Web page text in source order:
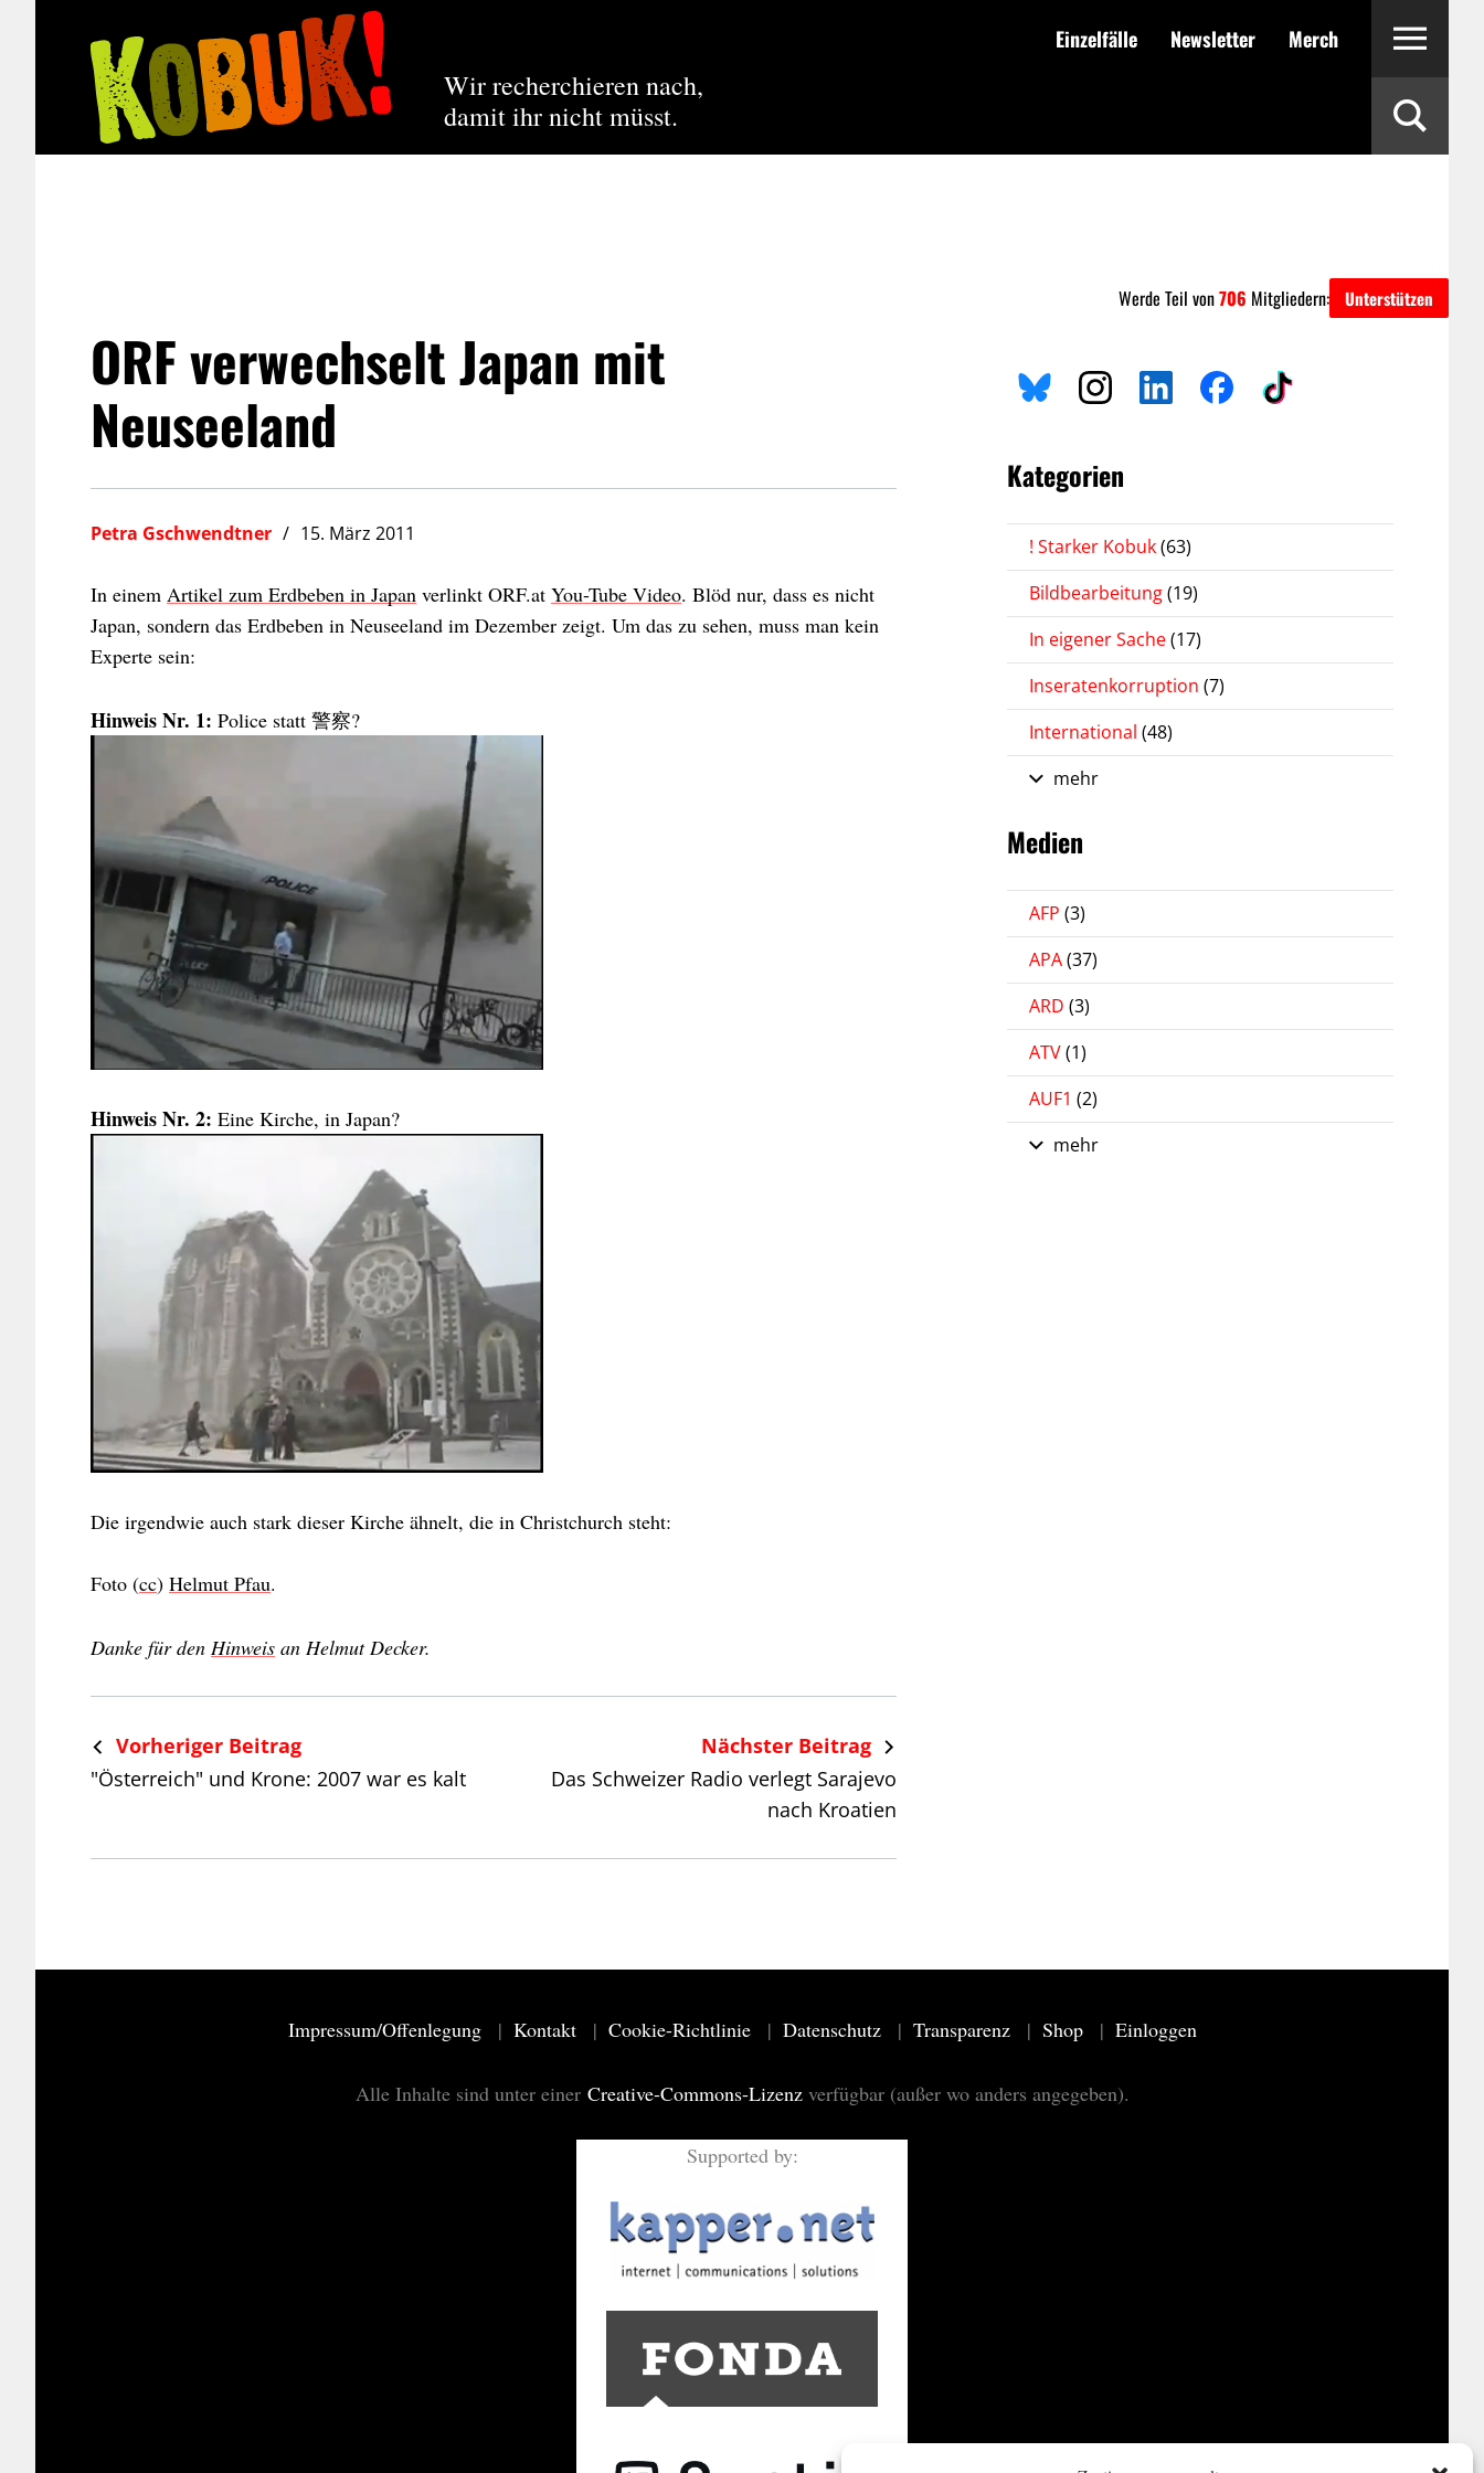
Wir recherchieren nach,
damit ihr nicht müsst.
Einzelfälle Newsletter Merch
Werde Teil von706 Mitgliedern: Unterstützen
Kategorien
! Starker Kobuk(63)
Bildbearbeitung(19)
In eigener Sache(17)
Inseratenkorruption (7)
International (48)
mehr
Medien
AFP (3)
APA(37)
ARD (3)
ATV(1)
AUF1 (2)
mehr
ORF verwechselt Japan mit
Neuseeland
Petra Gschwendtner 15. März 2011
In einem Artikel zum Erdbeben in Japan verlinkt ORF.at You-Tube Video. Blöd nur, dass es nicht
Japan, sondern das Erdbeben in Neuseeland im Dezember zeigt. Um das zu sehen, muss man kein
Experte sein:
Hinweis Nr. 1: Police statt 警察?
Hinweis Nr. 2: Eine Kirche, in Japan?
Die irgendwie auch stark dieser Kirche ähnelt, die in Christchurch steht:
Foto (cc) Helmut Pfau.
Danke für den Hinweis an Helmut Decker.
Vorheriger Beitrag
"Österreich" und Krone: 2007 war es kalt
Nächster Beitrag
Das Schweizer Radio verlegt Sarajevo
nach Kroatien
Impressum/Offenlegung Kontakt Cookie-Richtlinie Datenschutz Transparenz Shop Einloggen
Alle Inhalte sind unter einer Creative-Commons-Lizenzverfügbar (außer wo anders angegeben).
Supported by: